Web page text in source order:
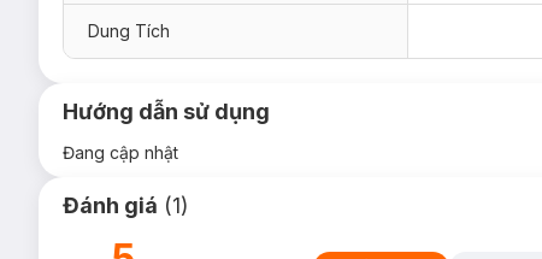
Dung Tích
Hướng dẫn sử dụng
Đang cập nhật
Đánh giá (1)